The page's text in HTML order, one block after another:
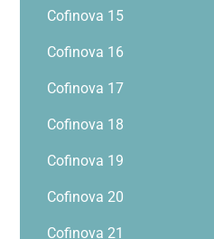
Cofinova 15
Cofinova 16
Cofinova 17
Cofinova 18
Cofinova 19
Cofinova 20
Cofinova 21